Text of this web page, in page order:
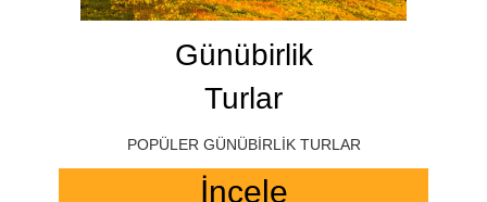
Günübirlik
Turlar
POPÜLER GÜNÜBİRLİK TURLAR
İncele